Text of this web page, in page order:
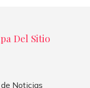
Del Sitio
Noticias